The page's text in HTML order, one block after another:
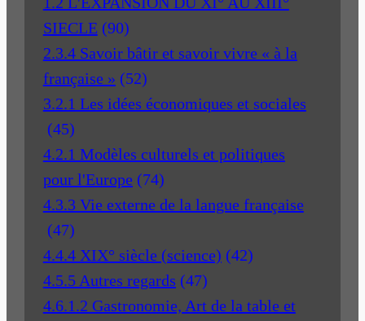
SIECLE (90)
2.3.4 Savoir bâtir et savoir vivre « à la
française » (52)
3.2.1 Les idées économiques et sociales
(45)
4.2.1 Modèles culturels et politiques
pour l'Europe (74)
4.3.3 Vie externe de la langue française
(47)
4.4.4 XIX° siècle (science) (42)
4.5.5 Autres regards (47)
4.6.1.2 Gastronomie, Art de la table et